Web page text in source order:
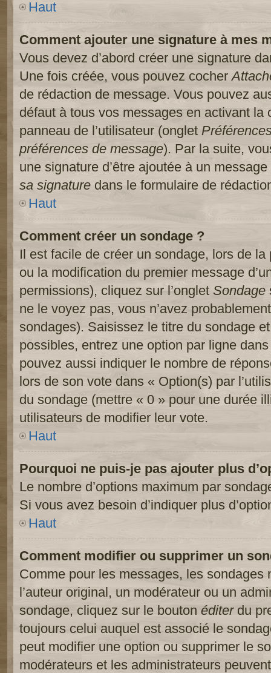
Haut
Comment ajouter une signature à mes
Vous devez d’abord créer une signature
Une fois créée, vous pouvez cocher
de rédaction de message. Vous pouvez
défaut à tous vos messages en activant la
panneau de l’utilisateur (onglet
préférences de message). Par la suite,
une signature d’être ajoutée à un
sa signature dans le formulaire de
Haut
Comment créer un sondage ?
Il est facile de créer un sondage, lors de la
ou la modification du premier message
permissions), cliquez sur l’onglet Sondage
ne le voyez pas, vous n’avez
sondages). Saisissez le titre du sondage
possibles, entrez une option par ligne
pouvez aussi indiquer le nombre de
lors de son vote dans « Option(s) par
du sondage (mettre « 0 » pour une durée
utilisateurs de modifier leur vote.
Haut
Pourquoi ne puis-je pas ajouter plus
Le nombre d’options maximum par
Si vous avez besoin d’indiquer plus
Haut
Comment modifier ou supprimer un
Comme pour les messages, les sondages
l’auteur original, un modérateur ou un
sondage, cliquez sur le bouton éditerdu
toujours celui auquel est associé le
peut modifier une option ou supprimer le
modérateurs et les administrateurs